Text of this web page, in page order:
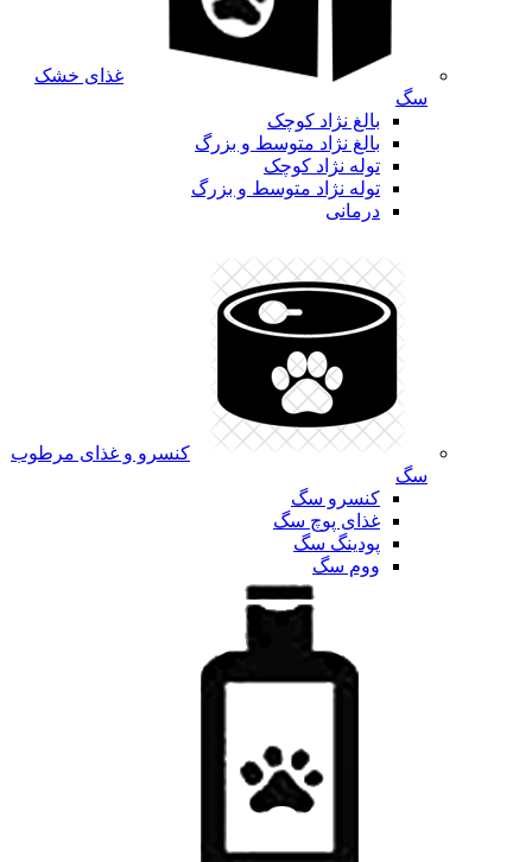
غذای خشک
سگ
بالغ نژاد کوچک
بالغ نژاد متوسط و بزرگ
توله نژاد کوچک
توله نژاد متوسط و بزرگ
درمانی
کنسرو و غذای مرطوب
سگ
کنسرو سگ
غذای پوچ سگ
پودینگ سگ
ووم سگ